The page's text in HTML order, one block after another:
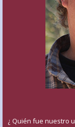
¿ Quién fue nuestro